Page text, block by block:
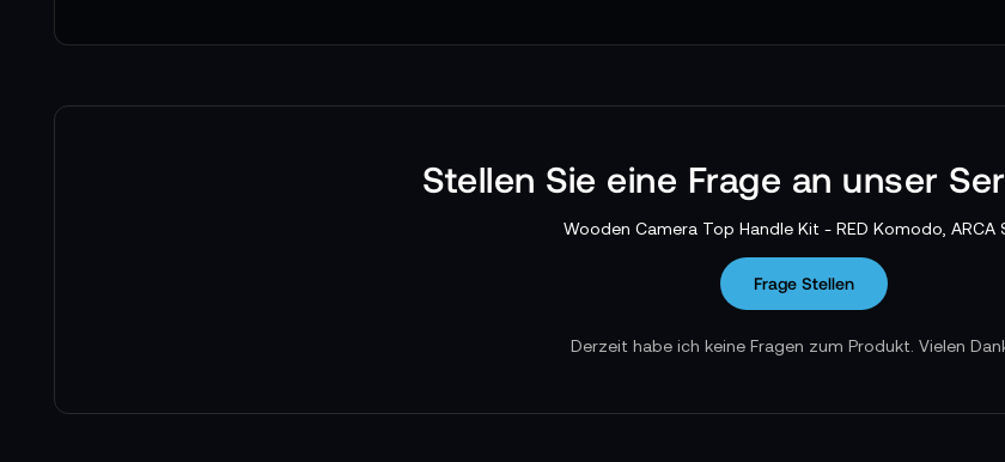
Stellen Sie eine Frage an unser
Wooden Camera Top Handle Kit - RED Komodo, ARCA
Frage Stellen
Derzeit habe ich keine Fragen zum Produkt. Vielen